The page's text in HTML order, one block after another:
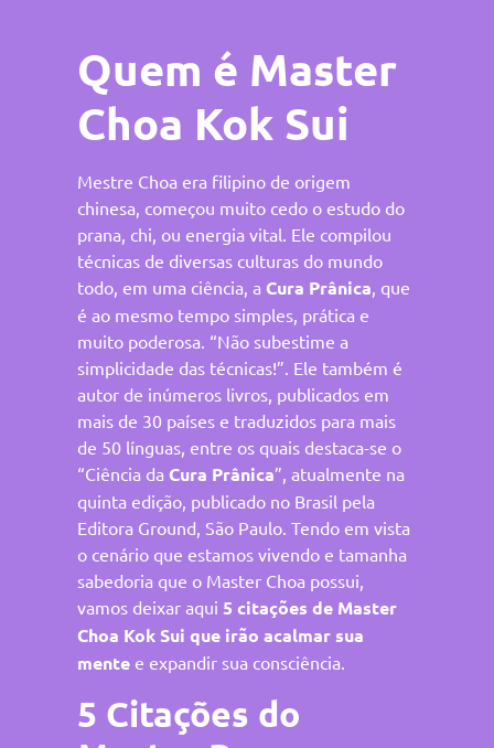
Quem é Master
Choa Kok Sui
Mestre Choa era filipino de origem
chinesa, começou muito cedo o estudo do
prana, chi, ou energia vital. Ele compilou
técnicas de diversas culturas do mundo
todo, em uma ciência, a Cura Prânica, que
é ao mesmo tempo simples, prática e
muito poderosa. “Não subestime a
simplicidade das técnicas!”. Ele também é
autor de inúmeros livros, publicados em
mais de 30 países e traduzidos para mais
de 50 línguas, entre os quais destaca-se o
“Ciência da Cura Prânica”, atualmente na
quinta edição, publicado no Brasil pela
Editora Ground, São Paulo. Tendo em vista
o cenário que estamos vivendo e tamanha
sabedoria que o Master Choa possui,
vamos deixar aqui 5 citações de Master
Choa Kok Sui que irão acalmar sua
mente e expandir sua consciência.
5 Citações do